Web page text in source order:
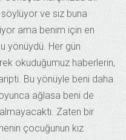
söylüyor ve siz buna
ama benim için en
yönüydü. Her gün
okuduğumuz haberlerin,
Bu yönüyle beni daha
ağlasa beni de
Zaten bir
çocuğunun kız